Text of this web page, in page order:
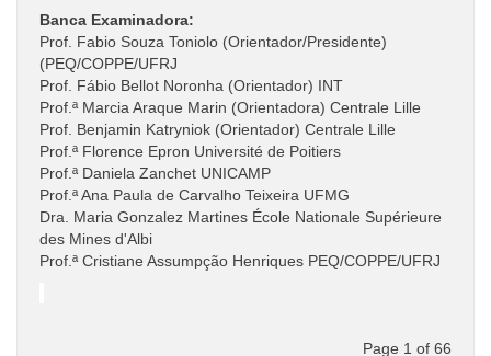
Banca Examinadora:
Prof. Fabio Souza Toniolo (Orientador/Presidente)
(PEQ/COPPE/UFRJ
Prof. Fábio Bellot Noronha (Orientador) INT
Prof.ª Marcia Araque Marin (Orientadora) Centrale Lille
Prof. Benjamin Katryniok (Orientador) Centrale Lille
Prof.ª Florence Epron Université de Poitiers
Prof.ª Daniela Zanchet UNICAMP
Prof.ª Ana Paula de Carvalho Teixeira UFMG
Dra. Maria Gonzalez Martines École Nationale Supérieure
des Mines d'Albi
Prof.ª Cristiane Assumpção Henriques PEQ/COPPE/UFRJ
Page 1 of 66